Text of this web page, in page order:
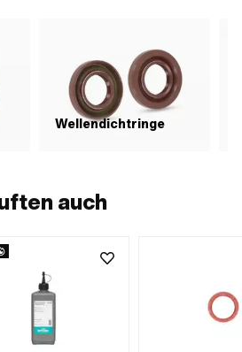
Wellendichtringe
auch